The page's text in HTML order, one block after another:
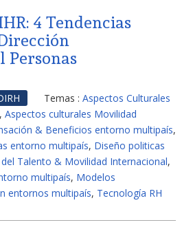
4 Tendencias
Personas
Temas : Aspectos Culturales
, Aspectos culturales Movilidad
& Beneficios entorno multipaís,
entorno multipaís, Diseño politicas
Talento & Movilidad Internacional,
multipaís, Modelos
entornos multipaís, Tecnología RH